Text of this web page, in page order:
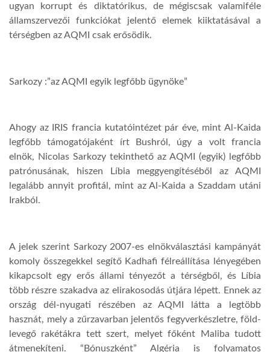
ugyan korrupt és diktatórikus, de mégiscsak valamiféle
államszervezői funkciókat jelentő elemek kiiktatásával a
térségben az AQMI csak erősödik.
Sarkozy :”az AQMI egyik legfőbb ügynöke”
Ahogy az IRIS francia kutatóintézet pár éve, mint Al-Kaida
legfőbb támogatójaként írt Bushról, úgy a volt francia
elnök, Nicolas Sarkozy tekinthető az AQMI (egyik) legfőbb
patrónusának, hiszen Líbia meggyengítéséből az AQMI
legalább annyit profitál, mint az Al-Kaida a Szaddam utáni
Irakból.
A jelek szerint Sarkozy 2007-es elnökválasztási kampányát
komoly összegekkel segítő Kadhafi félreállítása lényegében
kikapcsolt egy erős állami tényezőt a térségből, és Líbia
több részre szakadva az elirakosodás útjára lépett. Ennek az
ország dél-nyugati részében az AQMI látta a legtöbb
hasznát, mely a zűrzavarban jelentős fegyverkészletre, föld-
levegő rakétákra tett szert, melyet főként Maliba tudott
átmenekíteni. “Bónuszként” Algéria is folyamatos